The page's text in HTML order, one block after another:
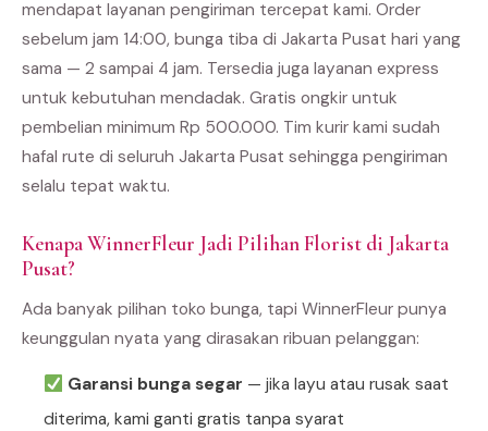
mendapat layanan pengiriman tercepat kami. Order
sebelum jam 14:00, bunga tiba di Jakarta Pusat hari yang
sama — 2 sampai 4 jam. Tersedia juga layanan express
untuk kebutuhan mendadak. Gratis ongkir untuk
pembelian minimum Rp 500.000. Tim kurir kami sudah
hafal rute di seluruh Jakarta Pusat sehingga pengiriman
selalu tepat waktu.
Kenapa WinnerFleur Jadi Pilihan Florist di Jakarta
Pusat?
Ada banyak pilihan toko bunga, tapi WinnerFleur punya
keunggulan nyata yang dirasakan ribuan pelanggan:
Garansi bunga segar — jika layu atau rusak saat
diterima, kami ganti gratis tanpa syarat